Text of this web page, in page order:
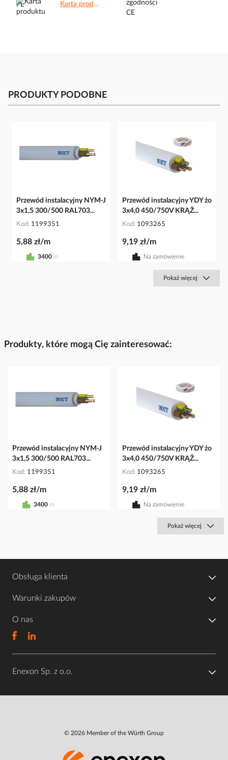
Karta produktu.pdf
PRODUKTY PODOBNE
Przewód instalacyjny NYM-J
3x1,5 300/500 RAL703...
Kod 1199351
5,88 zł/m
3400 m
Przewód instalacyjny YDY żo
3x4,0 450/750V KRĄŻ...
Kod 1093265
9,19 zł/m
Na zamówienie
Pokaż więcej
Produkty, które mogą Cię zainteresować:
Przewód instalacyjny NYM-J
3x1,5 300/500 RAL703...
Kod 1199351
5,88 zł/m
3400 m
Przewód instalacyjny YDY żo
3x4,0 450/750V KRĄŻ...
Kod 1093265
9,19 zł/m
Na zamówienie
Pokaż więcej
Obsługa klienta
Warunki zakupów
O nas
Enexon Sp. z o.o.
© 2026 Member of the Würth Group